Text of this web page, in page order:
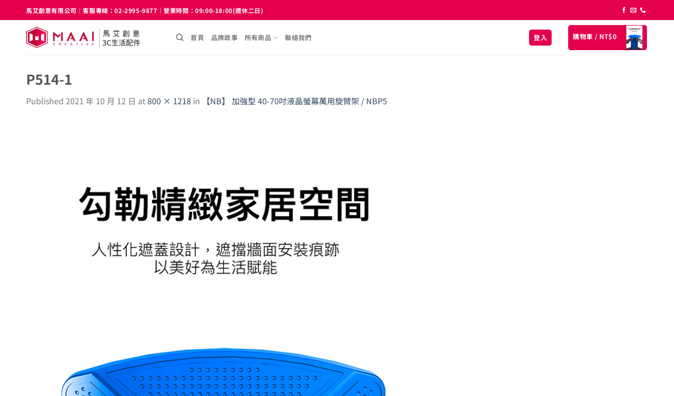
to
content
馬艾創意有限公司｜客服專線：02-2995-9877｜營業時間：09:00-18:00(週休二日)
首頁 品牌故事 所有商品 聯絡我們 登入 購物車 / NT$0
P514-1
Published 2021 年 10 月 12 日 at800 × 1218 in 【NB】 加強型 40-70吋液晶螢幕萬用旋臂架 / NBP5